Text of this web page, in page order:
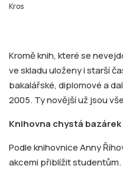
Kros
Kromě knih, které se
ve skladu uloženy i starší
bakalářské, diplomové a
2005. Ty novější už jsou
Knihovna chystá bazárek
Podle knihovnice Anny
akcemi přiblížit studentům.